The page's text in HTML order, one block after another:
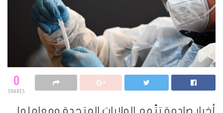
0
SHARES
أخبار صادمة تتّهم الولايات المتحدة ومعاملها